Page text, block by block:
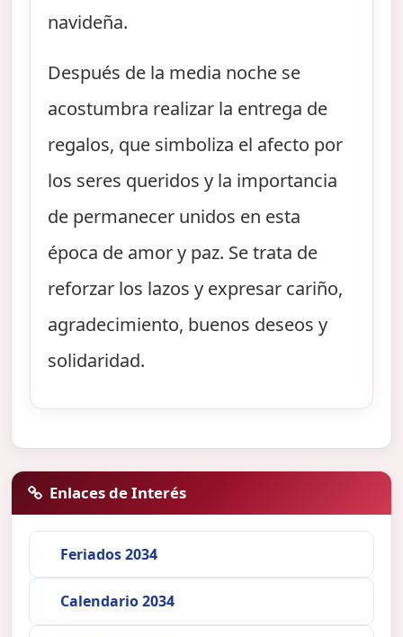
navideña.
Después de la media noche se
acostumbra realizar la entrega de
regalos, que simboliza el afecto por
los seres queridos y la importancia
de permanecer unidos en esta
época de amor y paz. Se trata de
reforzar los lazos y expresar cariño,
agradecimiento, buenos deseos y
solidaridad.
Enlaces de Interés
Feriados 2034
Calendario 2034